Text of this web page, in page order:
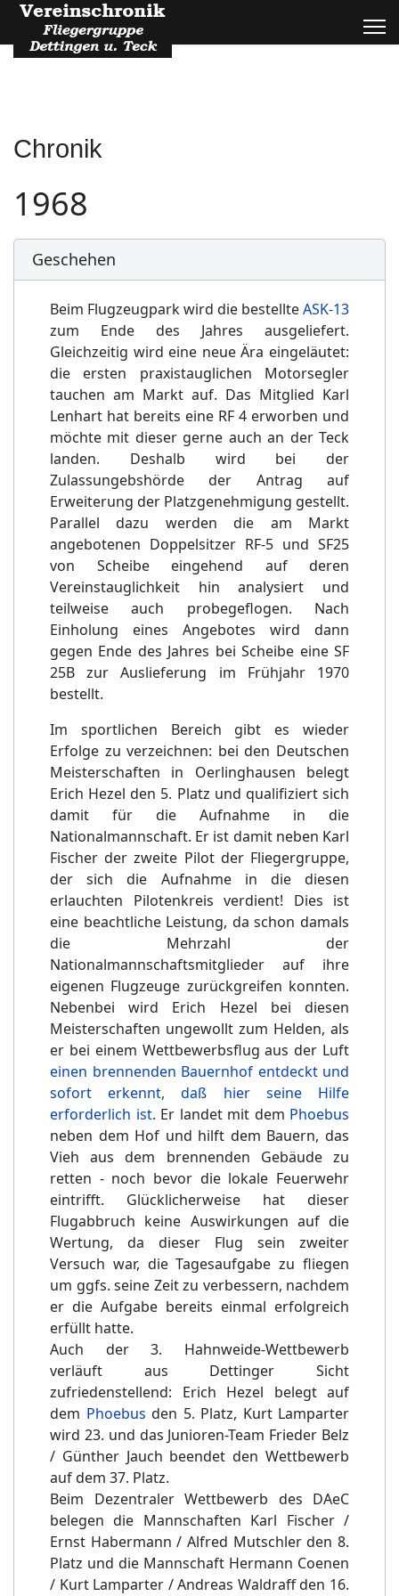
Chronik
1968
Geschehen
Beim Flugzeugpark wird die bestellteASK-13
zum Ende des Jahres ausgeliefert.
Gleichzeitig wird eine neue Ära eingeläutet:
die ersten praxistauglichen Motorsegler
tauchen am Markt auf. Das Mitglied Karl
Lenhart hat bereits eine RF 4 erworben und
möchte mit dieser gerne auch an der Teck
landen. Deshalb wird bei der
Zulassungebshörde der Antrag auf
Erweiterung der Platzgenehmigung gestellt.
Parallel dazu werden die am Markt
angebotenen Doppelsitzer RF-5 und SF25
von Scheibe eingehend auf deren
Vereinstauglichkeit hin analysiert und
teilweise auch probegeflogen. Nach
Einholung eines Angebotes wird dann
gegen Ende des Jahres bei Scheibe eine SF
25B zur Auslieferung im Frühjahr 1970
bestellt.
Im sportlichen Bereich gibt es wieder
Erfolge zu verzeichnen: bei den Deutschen
Meisterschaften in Oerlinghausen belegt
Erich Hezel den 5. Platz und qualifiziert sich
damit für die Aufnahme in die
Nationalmannschaft. Er ist damit neben Karl
Fischer der zweite Pilot der Fliegergruppe,
der sich die Aufnahme in die diesen
erlauchten Pilotenkreis verdient! Dies ist
eine beachtliche Leistung, da schon damals
die Mehrzahl der
Nationalmannschaftsmitglieder auf ihre
eigenen Flugzeuge zurückgreifen konnten.
Nebenbei wird Erich Hezel bei diesen
Meisterschaften ungewollt zum Helden, als
er bei einem Wettbewerbsflug aus der Luft
einen brennenden Bauernhof entdeckt und
sofort erkennt, daß hier seine Hilfe
erforderlich ist. Er landet mit dem Phoebus
neben dem Hof und hilft dem Bauern, das
Vieh aus dem brennenden Gebäude zu
retten - noch bevor die lokale Feuerwehr
eintrifft. Glücklicherweise hat dieser
Flugabbruch keine Auswirkungen auf die
Wertung, da dieser Flug sein zweiter
Versuch war, die Tagesaufgabe zu fliegen
um ggfs. seine Zeit zu verbessern, nachdem
er die Aufgabe bereits einmal erfolgreich
erfüllt hatte.
Auch der 3. Hahnweide-Wettbewerb
verläuft aus Dettinger Sicht
zufriedenstellend: Erich Hezel belegt auf
dem Phoebus den 5. Platz, Kurt Lamparter
wird 23. und das Junioren-Team Frieder Belz
/ Günther Jauch beendet den Wettbewerb
auf dem 37. Platz.
Beim Dezentraler Wettbewerb des DAeC
belegen die Mannschaften Karl Fischer /
Ernst Habermann / Alfred Mutschler den 8.
Platz und die Mannschaft Hermann Coenen
/ Kurt Lamparter / Andreas Waldraff den 16.